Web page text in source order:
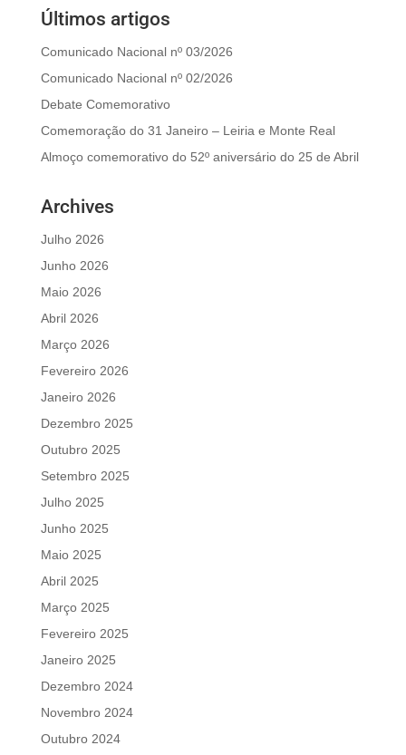
Últimos artigos
Comunicado Nacional nº 03/2026
Comunicado Nacional nº 02/2026
Debate Comemorativo
Comemoração do 31 Janeiro – Leiria e Monte Real
Almoço comemorativo do 52º aniversário do 25 de Abril
Archives
Julho 2026
Junho 2026
Maio 2026
Abril 2026
Março 2026
Fevereiro 2026
Janeiro 2026
Dezembro 2025
Outubro 2025
Setembro 2025
Julho 2025
Junho 2025
Maio 2025
Abril 2025
Março 2025
Fevereiro 2025
Janeiro 2025
Dezembro 2024
Novembro 2024
Outubro 2024